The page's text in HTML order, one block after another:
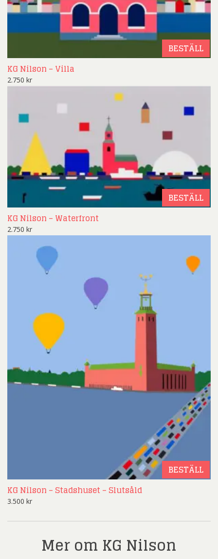
BESTÄLL
KG Nilson – Villa
2.750 kr
BESTÄLL
KG Nilson – Waterfront
2.750 kr
BESTÄLL
KG Nilson – Stadshuset – Slutsåld
3.500 kr
Mer om KG Nilson